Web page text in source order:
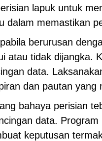
lapuk untuk
dalam memastikan
berurusan
atau tidak dijangka.
data.
dan pautan yang
bahaya perisian
data. Program
keputusan